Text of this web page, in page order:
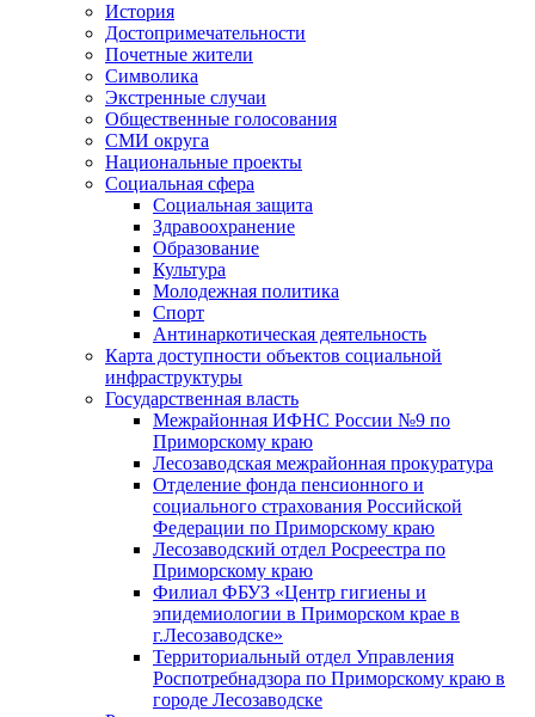
История
Достопримечательности
Почетные жители
Символика
Экстренные случаи
Общественные голосования
СМИ округа
Национальные проекты
Социальная сфера
Социальная защита
Здравоохранение
Образование
Культура
Молодежная политика
Спорт
Антинаркотическая деятельность
Карта доступности объектов социальной
инфраструктуры
Государственная власть
Межрайонная ИФНС России №9 по
Приморскому краю
Лесозаводская межрайонная прокуратура
Отделение фонда пенсионного и
социального страхования Российской
Федерации по Приморскому краю
Лесозаводский отдел Росреестра по
Приморскому краю
Филиал ФБУЗ «Центр гигиены и
эпидемиологии в Приморском крае в
г.Лесозаводске»
Территориальный отдел Управления
Роспотребнадзора по Приморскому краю в
городе Лесозаводске